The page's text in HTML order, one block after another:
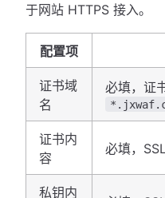
于网站 HTTPS 接入。
配置项
证书域
名
必填，证
证书内
容
必填，
私钥内